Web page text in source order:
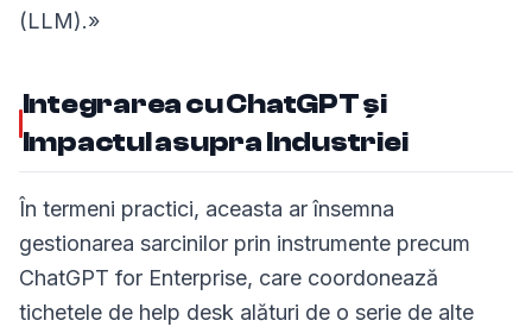
(LLM).»
Integrarea cu ChatGPT și
Impactul asupra Industriei
În termeni practici, aceasta ar însemna
gestionarea sarcinilor prin instrumente precum
ChatGPT for Enterprise, care coordonează
tichetele de help desk alături de o serie de alte